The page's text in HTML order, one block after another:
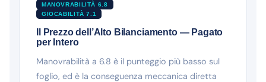
MANOVRABILITÀ 6.8
GIOCABILITÀ 7.1
Il Prezzo dell’Alto Bilanciamento — Pagato
per Intero
Manovrabilità a 6.8 è il punteggio più basso sul
foglio, ed è la conseguenza meccanica diretta